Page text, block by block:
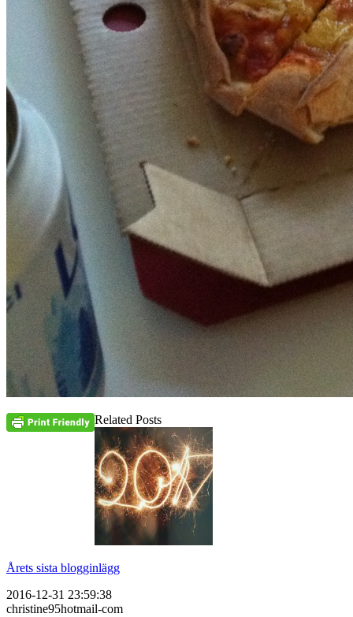
Related Posts
Årets sista blogginlägg
2016-12-31 23:59:38
christine95hotmail-com